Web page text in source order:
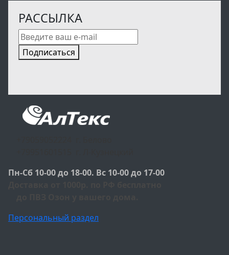
РАССЫЛКА
Подписаться
Пн-Сб 10-00 до 18-00. Вс 10-00 до 17-00
Персональный раздел